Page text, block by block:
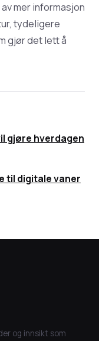
mer informasjon
tydeligere
gjør det lett å
gjøre hverdagen
til digitale vaner
og innsikt som